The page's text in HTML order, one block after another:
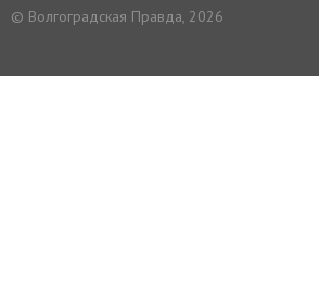
© Волгоградская Правда, 2026